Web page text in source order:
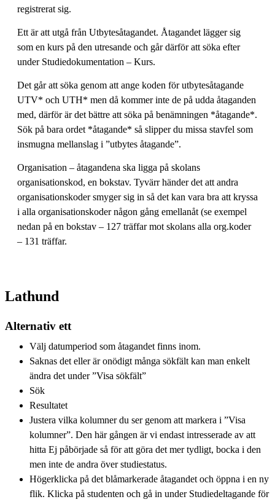
registrerat sig.
Ett är att utgå från Utbytesåtagandet. Åtagandet lägger sig
som en kurs på den utresande och går därför att söka efter
under Studiedokumentation – Kurs.
Det går att söka genom att ange koden för utbytesåtagande
UTV* och UTH* men då kommer inte de på udda åtaganden
med, därför är det bättre att söka på benämningen *åtagande*.
Sök på bara ordet *åtagande* så slipper du missa stavfel som
insmugna mellanslag i ”utbytes åtagande”.
Organisation – åtagandena ska ligga på skolans
organisationskod, en bokstav. Tyvärr händer det att andra
organisationskoder smyger sig in så det kan vara bra att kryssa
i alla organisationskoder någon gång emellanåt (se exempel
nedan på en bokstav – 127 träffar mot skolans alla org.koder
– 131 träffar.
Lathund
Alternativ ett
Välj datumperiod som åtagandet finns inom.
Saknas det eller är onödigt många sökfält kan man enkelt
ändra det under ”Visa sökfält”
Sök
Resultatet
Justera vilka kolumner du ser genom att markera i ”Visa
kolumner”. Den här gången är vi endast intresserade av att
hitta Ej påbörjade så för att göra det mer tydligt, bocka i den
men inte de andra över studiestatus.
Högerklicka på det blåmarkerade åtagandet och öppna i en ny
flik. Klicka på studenten och gå in under Studiedeltagande för